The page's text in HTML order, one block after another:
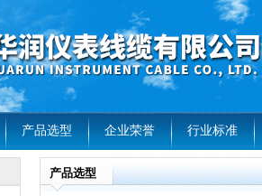
产品选型 企业荣誉 行业标准
产品选型